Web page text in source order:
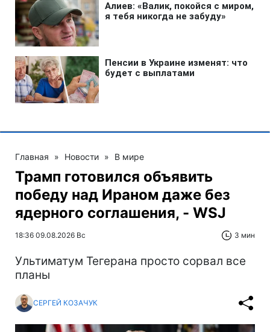
Главная » Новости » В мире
Трамп готовился объявить
победу над Ираном даже без
ядерного соглашения, - WSJ
18:36 09.08.2026 Вс 3 мин
Ультиматум Тегерана просто сорвал все
планы
СЕРГЕЙ КОЗАЧУК